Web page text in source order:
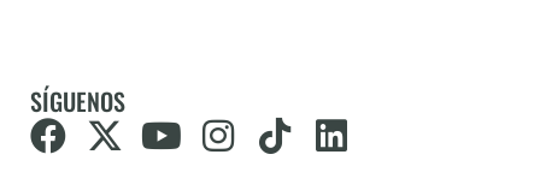
SÍGUENOS
F
a
X Y I T
i
L